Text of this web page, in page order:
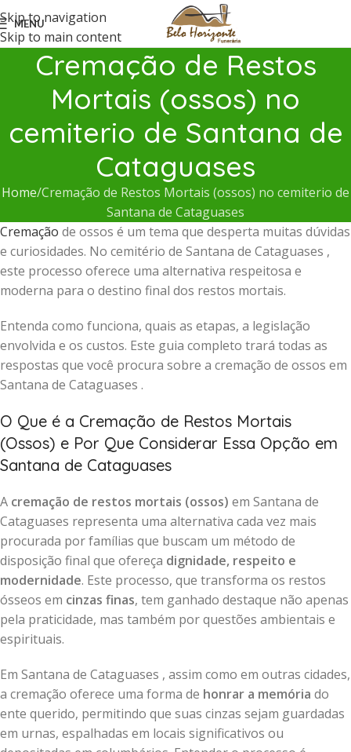
Skip to navigation
Skip to main content
MENU
Cremação de Restos
Mortais (ossos) no
cemiterio de Santana de
Cataguases
Home Cremação de Restos Mortais (ossos) no cemiterio de
Santana de Cataguases
Cremação de ossos é um tema que desperta muitas dúvidas
e curiosidades. No cemitério de Santana de Cataguases ,
este processo oferece uma alternativa respeitosa e
moderna para o destino final dos restos mortais.
Entenda como funciona, quais as etapas, a legislação
envolvida e os custos. Este guia completo trará todas as
respostas que você procura sobre a cremação de ossos em
Santana de Cataguases .
O Que é a Cremação de Restos Mortais
(Ossos) e Por Que Considerar Essa Opção em
Santana de Cataguases
A cremação de restos mortais (ossos) em Santana de
Cataguases representa uma alternativa cada vez mais
procurada por famílias que buscam um método de
disposição final que ofereça dignidade, respeito e
modernidade. Este processo, que transforma os restos
ósseos em cinzas finas, tem ganhado destaque não apenas
pela praticidade, mas também por questões ambientais e
espirituais.
Em Santana de Cataguases , assim como em outras cidades,
a cremação oferece uma forma de honrar a memória do
ente querido, permitindo que suas cinzas sejam guardadas
em urnas, espalhadas em locais significativos ou